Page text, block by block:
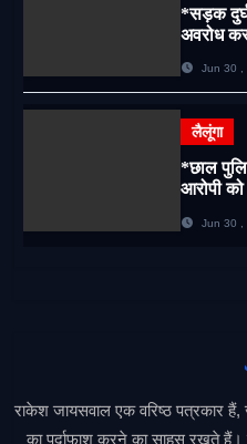
*सड़क
अवरोध
Jun 30 ,
लैलूंगा
*छाल
आरोपी को
Jun 30 ,
राकेश जायसवाल एक वरिष्ठ पत्रकार
का पर्दाफाश करने का साहस रखते हैं।